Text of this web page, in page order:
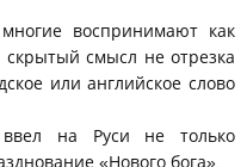
воспринимают как
смысл не отрезка
или английское слово
на Руси не только
«Нового бога».